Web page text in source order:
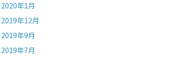
2020年1月
2019年12月
2019年9月
2019年7月